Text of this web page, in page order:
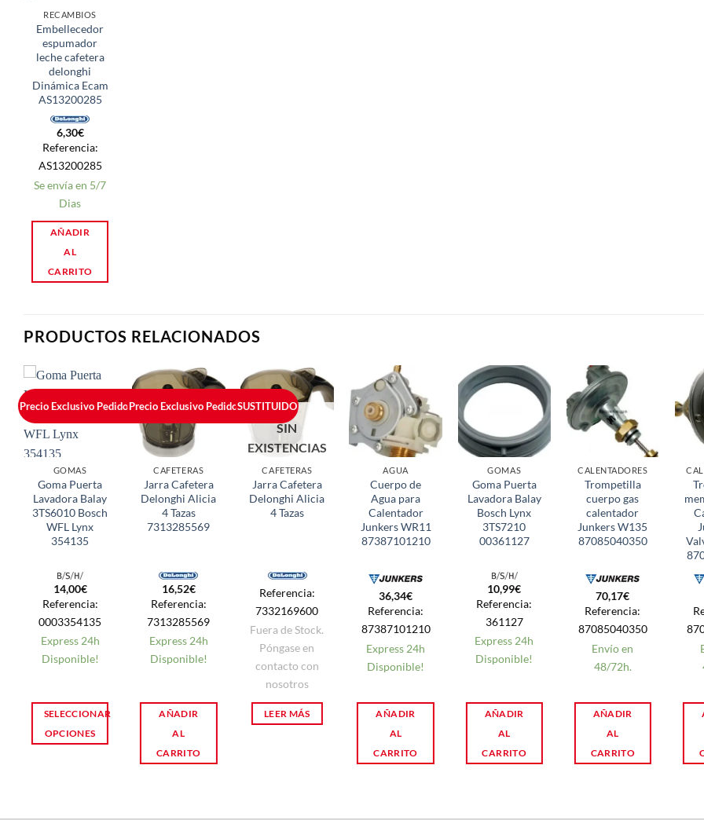
RECAMBIOS
Embellecedor
espumador
leche cafetera
delonghi
Dinámica Ecam
AS13200285
6,30€
Referencia:
AS13200285
Se envía en 5/7
Dias
AÑADIR
AL
CARRITO
PRODUCTOS RELACIONADOS
Precio Exclusivo Pedidos Online
GOMAS
Goma Puerta
Lavadora Balay
3TS6010 Bosch
WFL Lynx
354135
14,00€
Referencia:
0003354135
Express 24h
Disponible!
SELECCIONAR
OPCIONES
Precio Exclusivo Pedidos Online
CAFETERAS
Jarra Cafetera
Delonghi Alicia
4 Tazas
7313285569
16,52€
Referencia:
7313285569
Express 24h
Disponible!
AÑADIR
AL
CARRITO
SUSTITUIDO
SIN
EXISTENCIAS
CAFETERAS
Jarra Cafetera
Delonghi Alicia
4 Tazas
Referencia:
7332169600
Fuera de Stock.
Póngase en
contacto con
nosotros
LEER MÁS
AGUA
Cuerpo de
Agua para
Calentador
Junkers WR11
87387101210
36,34€
Referencia:
87387101210
Express 24h
Disponible!
AÑADIR
AL
CARRITO
GOMAS
Goma Puerta
Lavadora Balay
Bosch Lynx
3TS7210
00361127
10,99€
Referencia:
361127
Express 24h
Disponible!
AÑADIR
AL
CARRITO
CALENTADORES
Trompetilla
cuerpo gas
calentador
Junkers W135
87085040350
70,17€
Referencia:
87085040350
Envío en
48/72h.
AÑADIR
AL
CARRITO